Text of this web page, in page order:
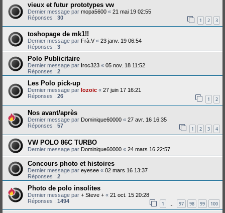
vieux et futur prototypes vw
Dernier message par mopa5600 « 21 mai 19 02:55
Réponses : 30 1 2 3
toshopage de mk1!!
Dernier message par Frà.V« 23 janv. 19 06:54
Réponses : 3
Polo Publicitaire
Dernier message par Iroc323 « 05 nov. 18 11:52
Réponses : 2
Les Polo pick-up
Dernier message par lozoic « 27 juin 17 16:21
Réponses : 26 1 2
Nos avant/après
Dernier message par Dominique60000 « 27 avr. 16 16:35
Réponses : 57 1 2 3 4
VW POLO 86C TURBO
Dernier message par Dominique60000 « 24 mars 16 22:57
Concours photo et histoires
Dernier message par eyesee « 02 mars 16 13:37
Réponses : 2
Photo de polo insolites
Dernier message par + Steve + « 21 oct. 15 20:28
Réponses : 1494 1 97 98 99 100